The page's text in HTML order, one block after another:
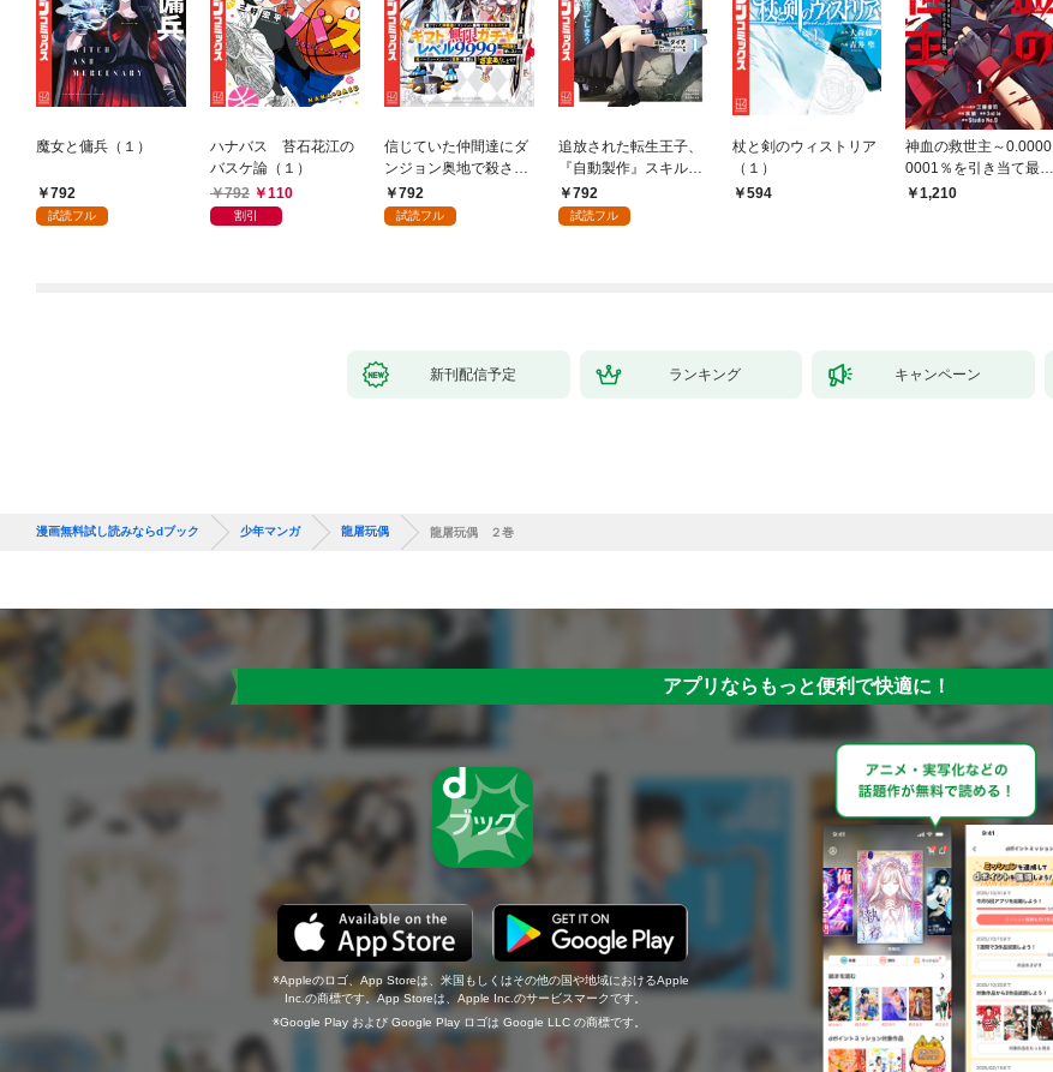
魔女と傭兵（１）
792
試読フル
ハナバス 苔石花江の
バスケ論（１）
792
110
割引
信じていた仲間達にダ
ンジョン奥地で殺され
かけたがギフト『無限
ガチャ』でレベル９９
792
試読フル
追放された転生王子、
『自動製作』スキルで
領地を爆速で開拓し最
強の村を作ってしまう
792
試読フル
杖と剣のウィストリア
（１）
594
神血の救世主～0.0000
0001％を引き当て最強
へ～【電子書籍特典
1,210
新刊配信予定 ランキング キャンペーン
漫画無料試し読みならdブック 少年マンガ 龍屠玩偶 龍屠玩偶 ２巻
アプリならもっと便利で快適に！
Appleのロゴ、App Storeは、米国もしくはその他の国や地域におけるApple
Inc.の商標です。App Storeは、Apple Inc.のサービスマークです。
Google Play および Google Play ロゴは Google LLC の商標です。